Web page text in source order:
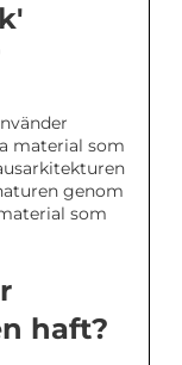
material som
genom
som
haft?